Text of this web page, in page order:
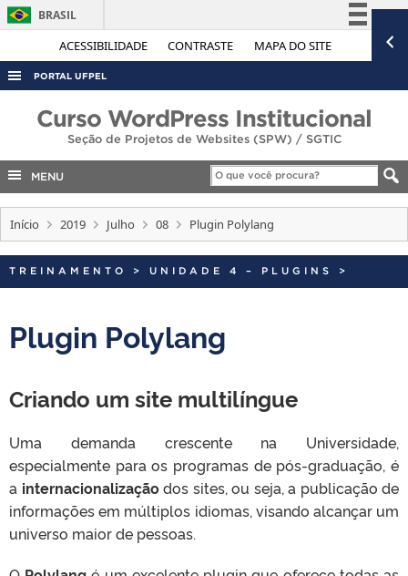
ACESSIBILIDADE CONTRASTE MAPA DO SITE
BRASIL
Simplifique!
Acesso à informação
Canais
PORTAL UFPEL
AUDITORIA
EDITAIS
TELEFONES
Curso WordPress Institucional
Seção de Projetos de Websites (SPW) / SGTIC
MENU
Início 2019 Julho 08 Plugin Polylang
TREINAMENTO > UNIDADE 4 – PLUGINS >
Plugin Polylang
Criando um site multilíngue
Uma demanda crescente na Universidade,
especialmente para os programas de pós-graduação, é
a internacionalizaçãodos sites, ou seja, a publicação de
informações em múltiplos idiomas, visando alcançar um
universo maior de pessoas.